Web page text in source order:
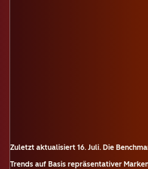
Zuletzt aktualisiert 16. Juli. Die
Trends auf Basis repräsentativer